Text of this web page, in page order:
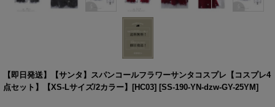
【即日発送】【サンタ】スパンコールフラワーサンタコスプレ【コスプレ4
点セット】【XS-Lサイズ/2カラー】[HC03] [SS-190-YN-dzw-GY-25YM]